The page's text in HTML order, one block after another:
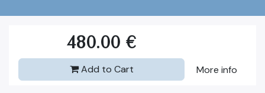
480.00 €
Add to Cart More info